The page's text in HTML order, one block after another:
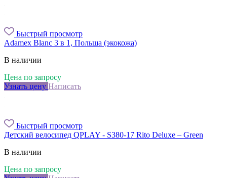
Быстрый просмотр
Adamex Blanc 3 в 1, Польша (экокожа)
В наличии
Цена по запросу
Узнать цену Написать
Быстрый просмотр
Детский велосипед QPLAY - S380-17 Rito Deluxe – Green
В наличии
Цена по запросу